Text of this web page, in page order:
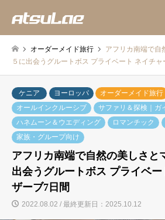
オーダーメイド旅行
アフリカ南端で自
５に出会うグルートボス プライベート ネイチャ
ケニア ヨーロッパ
オーダーメイド旅行
オールインクルーシブ
サファリ＆探検｜ガ
ハネムーン＆ウエディング
ロマンチック
家族・グループ向け
アフリカ南端で自然の美しさと
出会うグルートボス プライベー
ザーブ7日間
2022.08.02 / 最終更新日：2025.10.12